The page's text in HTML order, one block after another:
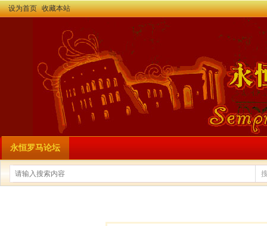
设为首页 收藏本站
永恒罗马论坛